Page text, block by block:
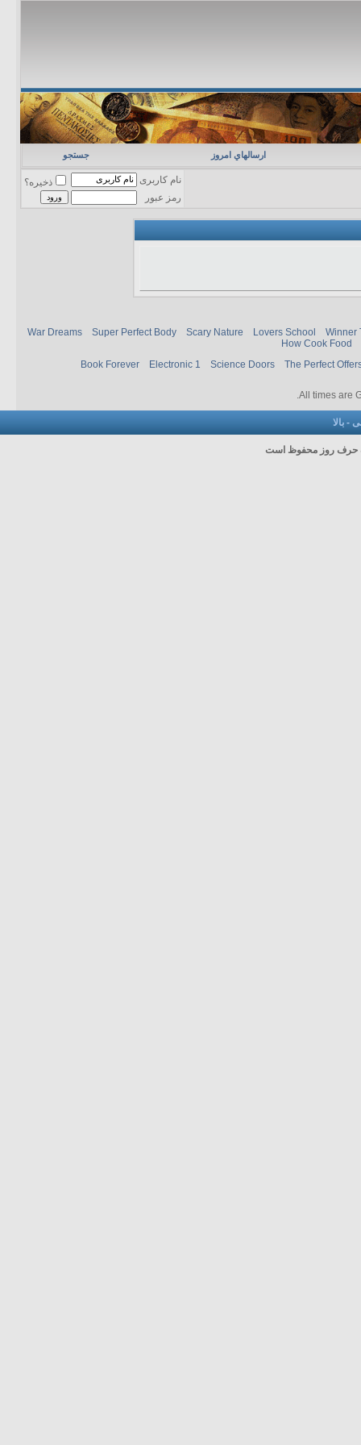
ارسالهاي امروز جستجو
نام کاربری
ذخیره؟
رمز عبور
War Dreams Super Perfect Body Scary Nature Lovers School
Winner
How Cook Food
Book Forever
Electronic 1 Science Doors The Perfect
All times are
- بالا